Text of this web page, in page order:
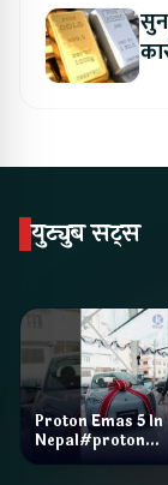
युट्युब सट्स
Proton Emas 5 In
Nepal#proton